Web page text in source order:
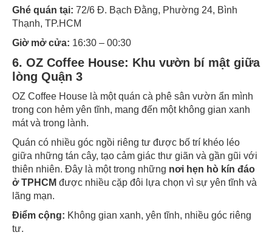
Ghé quán tại: 72/6 Đ. Bạch Đằng, Phường 24, Bình
Thạnh, TP.HCM
Giờ mở cửa: 16:30 – 00:30
6. OZ Coffee House: Khu vườn bí mật giữa
lòng Quận 3
OZ Coffee House là một quán cà phê sân vườn ẩn mình
trong con hẻm yên tĩnh, mang đến một không gian xanh
mát và trong lành.
Quán có nhiều góc ngồi riêng tư được bố trí khéo léo
giữa những tán cây, tạo cảm giác thư giãn và gần gũi với
thiên nhiên. Đây là một trong những nơi hẹn hò kín đáo
ở TPHCM được nhiều cặp đôi lựa chọn vì sự yên tĩnh và
lãng mạn.
Điểm cộng: Không gian xanh, yên tĩnh, nhiều góc riêng
tư.